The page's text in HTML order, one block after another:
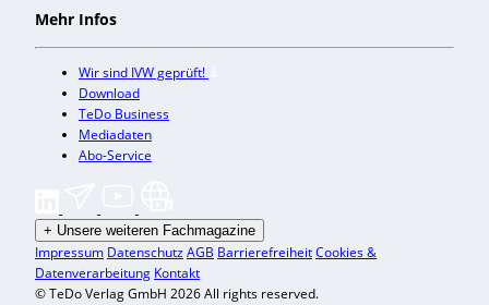
Mehr Infos
Wir sind IVW geprüft!
Download
TeDo Business
Mediadaten
Abo-Service
+ Unsere weiteren Fachmagazine
Impressum DatenschutzAGB BarrierefreiheitCookies &
Datenverarbeitung Kontakt
© TeDo Verlag GmbH 2026 All rights reserved.